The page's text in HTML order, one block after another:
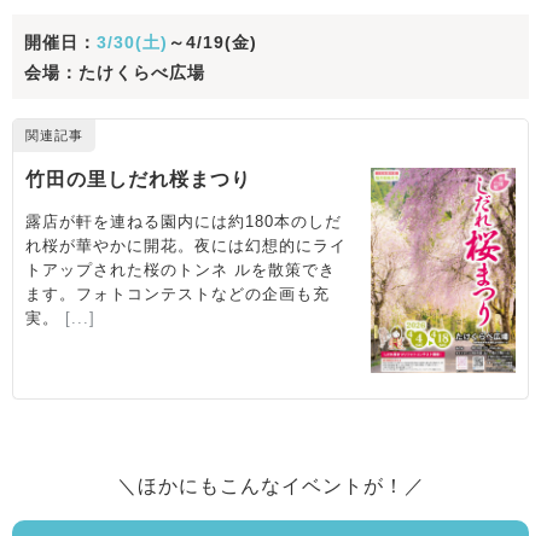
開催日： 3/30(土) ～4/19(金)
会場：たけくらべ広場
＼ほかにもこんなイベントが！／